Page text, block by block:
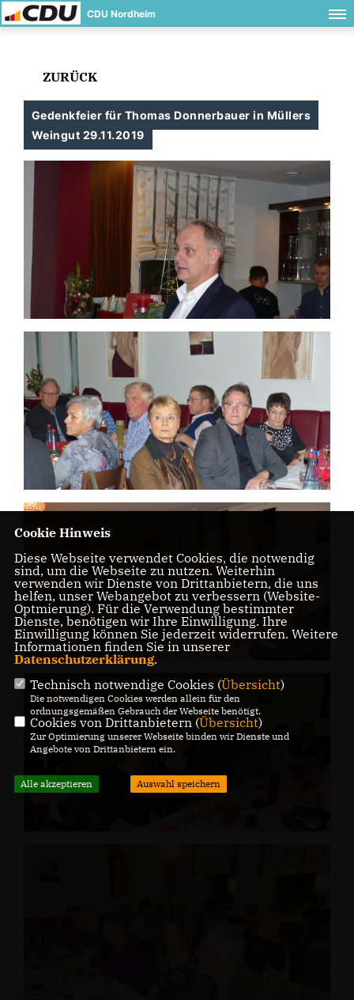
CDU Nordheim
ZURÜCK
Gedenkfeier für Thomas Donnerbauer in Müllers
Weingut 29.11.2019
Cookie Hinweis
Diese Webseite verwendet Cookies, die notwendig
sind, um die Webseite zu nutzen. Weiterhin
verwenden wir Dienste von Drittanbietern, die uns
helfen, unser Webangebot zu verbessern (Website-
Optmierung). Für die Verwendung bestimmter
Dienste, benötigen wir Ihre Einwilligung. Ihre
Einwilligung können Sie jederzeit widerrufen. Weitere
Informationen finden Sie in unserer
Datenschutzerklärung.
Technisch notwendige Cookies (Übersicht)
Die notwendigen Cookies werden allein für den
ordnungsgemäßen Gebrauch der Webseite benötigt.
Cookies von Drittanbietern (Übersicht)
Zur Optimierung unserer Webseite binden wir Dienste und
Angebote von Drittanbietern ein.
Alle akzeptieren Auswahl speichern